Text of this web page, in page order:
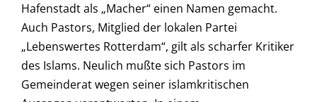
Hafenstadt als „Macher“ einen Namen gemacht.
Auch Pastors, Mitglied der lokalen Partei
„Lebenswertes Rotterdam“, gilt als scharfer Kritiker
des Islams. Neulich mußte sich Pastors im
Gemeinderat wegen seiner islamkritischen